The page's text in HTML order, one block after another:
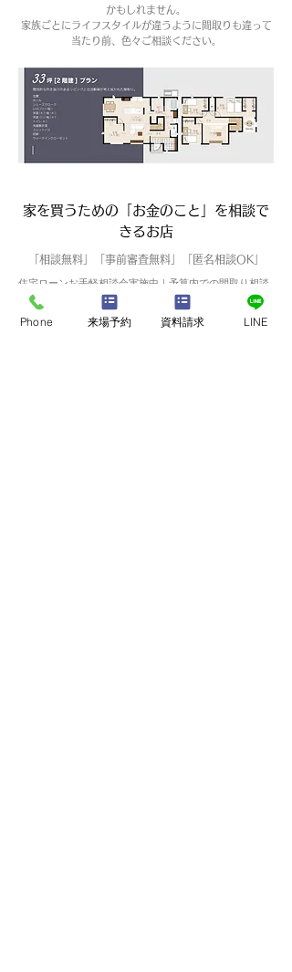
かもしれません。
家族ごとにライフスタイルが違うように間取りも違って
当たり前、色々ご相談ください。
家を買うための「お金のこと」を相談で
きるお店
「相談無料」「事前審査無料」「匿名相談OK」
住宅ローンお手軽相談会実施中｜予算内での間取り相談
◆車のローンがある… ◆教育ローンがある… ◆キャッ
シングローンがある…
◆屋根の形状を考えれば安くなる？ ◆水廻りのグレー
Phone 来場予約 資料請求 LINE